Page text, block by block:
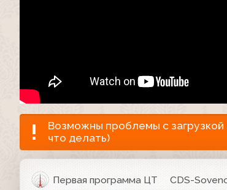
Возможны проблемы с загрузкой
что делать)
Первая программа ЦТ CDS-